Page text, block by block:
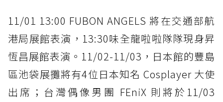
11/01 13:00 FUBON ANGELS 將在交通部航
港局展館表演，13:30味全龍啦啦隊隊現身昇
恆昌展館表演。11/02-11/03，日本館的豐島
區池袋展攤將有4位日本知名 Cosplayer 大使
出席；台灣偶像男團 FEniX 則將於11/03